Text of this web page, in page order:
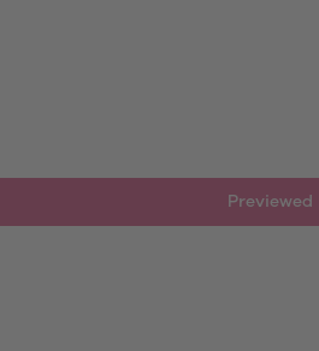
Previewed